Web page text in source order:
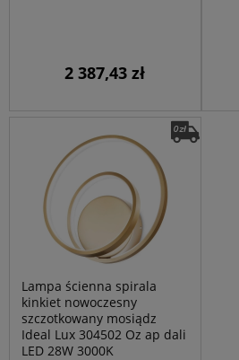
2 387,43 zł
Lampa ścienna spirala
kinkiet nowoczesny
szczotkowany mosiądz
Ideal Lux 304502 Oz ap dali
LED 28W 3000K